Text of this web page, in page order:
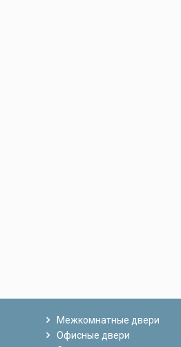
Межкомнатные двери
Офисные двери